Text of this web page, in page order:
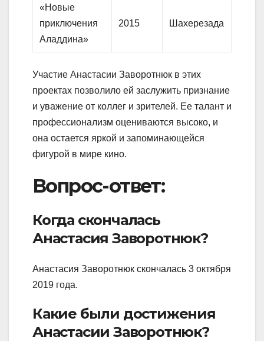
«Новые
приключения
Аладдина»
2015 Шахерезада
Участие Анастасии Заворотнюк в этих
проектах позволило ей заслужить признание
и уважение от коллег и зрителей. Ее талант и
профессионализм оцениваются высоко, и
она остается яркой и запоминающейся
фигурой в мире кино.
Вопрос-ответ:
Когда скончалась
Анастасия Заворотнюк?
Анастасия Заворотнюк скончалась 3 октября
2019 года.
Какие были достижения
Анастасии Заворотнюк?